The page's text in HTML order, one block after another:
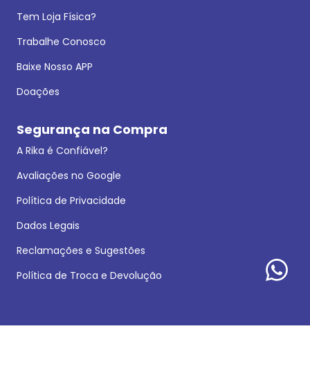
Tem Loja Física?
Trabalhe Conosco
Baixe Nosso APP
Doações
Segurança na Compra
A Rika é Confiável?
Avaliações no Google
Política de Privacidade
Dados Legais
Reclamações e Sugestões
Política de Troca e Devolução